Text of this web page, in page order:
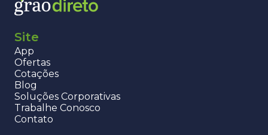
Site
App
Ofertas
Cotações
Blog
Soluções Corporativas
Trabalhe Conosco
Contato